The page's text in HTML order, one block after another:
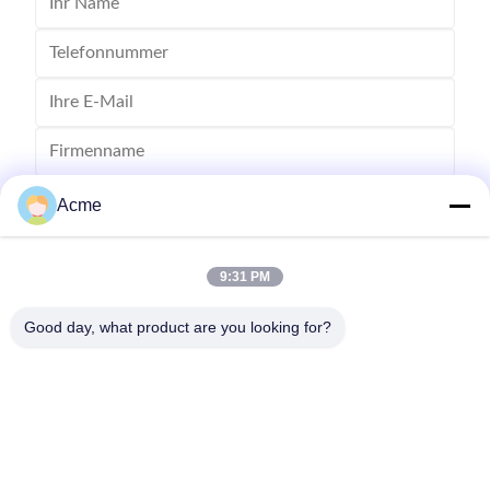
Senden Sie
Acme
9:31 PM
Good day, what product are you looking for?